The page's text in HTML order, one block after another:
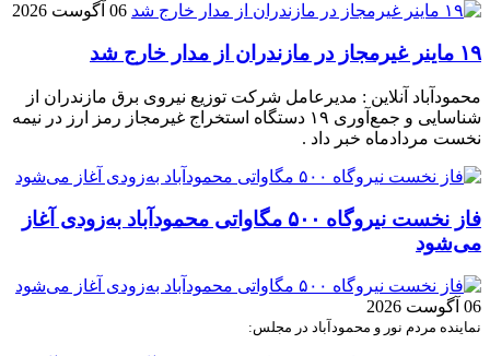
06 آگوست 2026
۱۹ ماینر غیرمجاز در مازندران از مدار خارج شد
محمودآباد آنلاین : مدیرعامل شرکت توزیع نیروی برق مازندران از
شناسایی و جمع‌آوری ۱۹ دستگاه استخراج غیرمجاز رمز ارز در نیمه
نخست مردادماه خبر داد .
فاز نخست نیروگاه ۵۰۰ مگاواتی محمودآباد به‌زودی آغاز
می‌شود
06 آگوست 2026
نماینده مردم نور و محمودآباد در مجلس: